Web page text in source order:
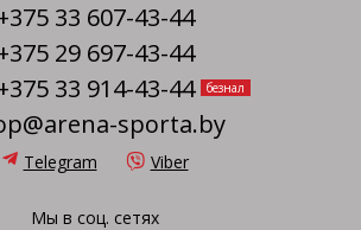
33 607-43-44
29 697-43-44
33 914-43-44
безнал
sporta.by
Telegram Viber
Мы в соц. сетях